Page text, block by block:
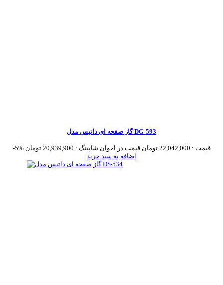
گاز صفحه ای داتیس مدل DG-593
-5% قیمت : 22,042,000 تومان قیمت در اخوان شاپینگ : 20,939,900 تومان
اضافه به سبد خرید